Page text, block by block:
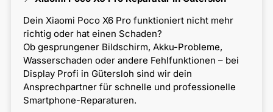
Dein Xiaomi Poco X6 Pro funktioniert nicht mehr
richtig oder hat einen Schaden?
Ob gesprungener Bildschirm, Akku-Probleme,
Wasserschaden oder andere Fehlfunktionen – bei
Display Profi in Gütersloh sind wir dein
Ansprechpartner für schnelle und professionelle
Smartphone-Reparaturen.